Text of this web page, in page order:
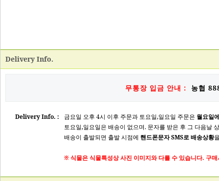
Delivery Info.
무통장 입금 안내 : 농협
Delivery Info. : 금요일 오후 4시 이후 주문과 토요일,일요일 주문은 월요일
토요일,일요일은 배송이 없으며. 문자를 받은 후 그 다음날
배송이 출발되면 출발 시점에 핸드폰문자 SMS로 배송상황
※ 식물은 식물특성상 사진 이미지와 다를 수 있습니다. 구